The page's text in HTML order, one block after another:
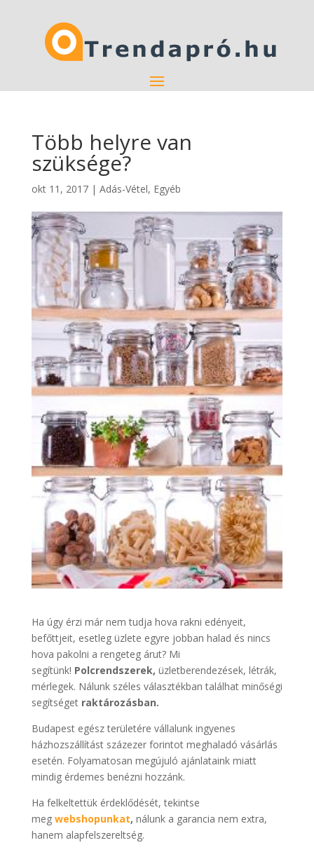
Több helyre van
szüksége?
okt 11, 2017| Adás-Vétel, Egyéb
Ha úgy érzi már nem tudja hova rakni edényeit,
befőttjeit, esetleg üzlete egyre jobban halad és nincs
hova pakolni a rengeteg árut? Mi
segítünk! Polcrendszerek, üzletberendezések, létrák,
mérlegek. Nálunk széles választékban találhat minőségi
segítséget raktározásban.
Budapest egész területére vállalunk ingyenes
házhozszállítást százezer forintot meghaladó vásárlás
esetén. Folyamatosan megújuló ajánlataink miatt
mindig érdemes benézni hozzánk.
Ha felkeltettük érdeklődését, tekintse
meg webshopunkat, nálunk a garancia nem extra,
hanem alapfelszereltség.